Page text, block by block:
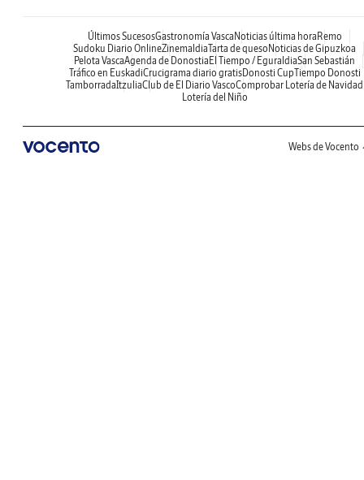
Últimos SucesosGastronomía Vasca Noticias última hora Remo
Sudoku Diario OnlineZinemaldiaTarta de queso Noticias de Gipuzkoa
Pelota VascaAgenda de Donostia El Tiempo / EguraldiaSan Sebastián
Tráfico en EuskadiCrucigrama diario gratisDonosti CupTiempo Donosti
TamborradaItzuliaClub de El Diario VascoComprobar Lotería de Navidad
Lotería del Niño
Webs de Vocento